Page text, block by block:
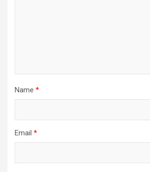
Name *
Email *